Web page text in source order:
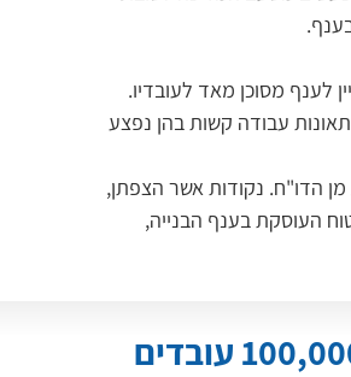
לענף מסוכן מאד לעובדיו.
עבודה קשות בהן נפצע
הדו"ח. נקודות אשר הצפתן,
העוסקת בענף הבנייה,